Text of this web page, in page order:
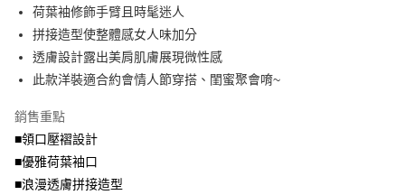
法說明評估內容。
【繳款方式說明】
1.分期款項不併入電信帳單，「大哥付你分期」於每月結算日後寄送繳費提
醒簡訊。
2.透過簡訊連結打開帳單後，可選擇「超商條碼／台灣大直營門市／銀行轉
【注意事項】
1.本服務係由「台灣大哥大股份有限公司」（以下簡稱本公司）所提供，讓
用戶於交易時，得透過本服務購買商品或服務，並由商店將買賣／分期付款
買賣價金債權讓與本公司後，依約使用本公司帳單繳交帳款。
２．便利：只要手機號碼，簡訊認證，即可結帳。
３．安心：先確認商品／服務後，再付款。
【「AFTEE先享後付」結帳流程】
１．於結帳方式選擇「AFTEE先享後付」後，將跳轉至「AFTEE先享後付」
３．收到繳費通知簡訊後14天內，點擊此簡訊中的連結，可透過四大超商／
ATM／網路銀行／等多元方式進行付款，方視為交易完成。
※ 請注意：結帳手續完成當下不需立刻繳費，但若您需要取消訂單，請聯絡
購買商品的店家。未經商家同意取消之訂單仍視為有效，需透過AFTEE先享
後付繳納相關費用。
全家取貨付款
每筆NT$70，滿NT$699(含以上)免運費
付款後全家取貨
每筆NT$70，滿NT$699(含以上)免運費
7-11取貨付款
每筆NT$70，滿NT$799(含以上)免運費
荷葉袖修飾手臂且時髦迷人
拼接造型使整體感女人味加分
透膚設計露出美肩肌膚展現微性感
此款洋裝適合約會情人節穿搭、閨蜜聚會唷~
銷售重點
■領口壓褶設計
■優雅荷葉袖口
■浪漫透膚拼接造型